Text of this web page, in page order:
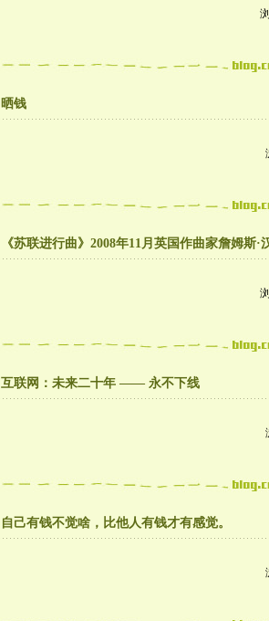
晒钱
《苏联进行曲》2008年11月英国作曲家詹姆斯·
互联网：未来二十年 —— 永不下线
自己有钱不觉啥，比他人有钱才有感觉。